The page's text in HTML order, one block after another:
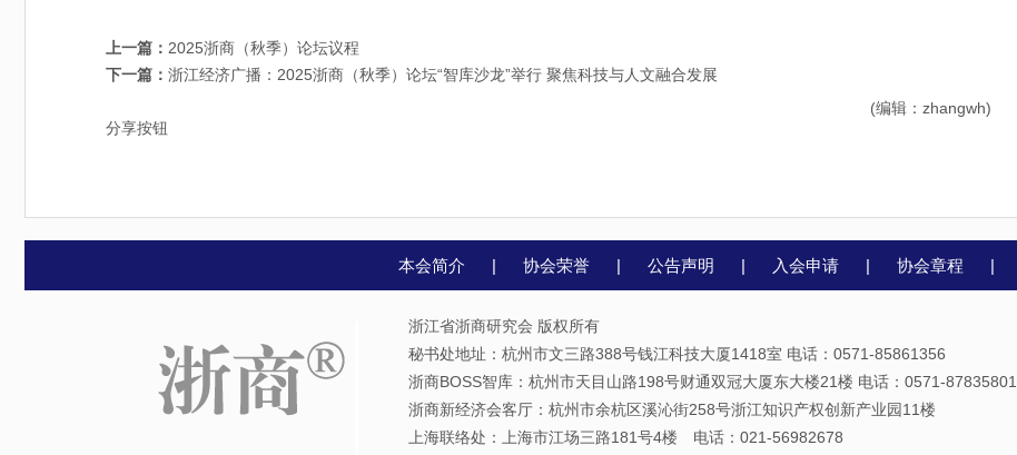
上一篇： 2025浙商（秋季）论坛议程
下一篇： 浙江经济广播：2025浙商（秋季）论坛“智库沙龙”举行 聚焦科技与人文融合发展
(编辑：zhangwh)
分享按钮
本会简介 | 协会荣誉 | 公告声明 | 入会申请 | 协会章程 |
浙江省浙商研究会 版权所有
秘书处地址：杭州市文三路388号钱江科技大厦1418室 电话：0571-85861356
浙商BOSS智库：杭州市天目山路198号财通双冠大厦东大楼21楼 电话：0571-87835801
浙商新经济会客厅：杭州市余杭区溪沁街258号浙江知识产权创新产业园11楼
上海联络处：上海市江场三路181号4楼 电话：021-56982678